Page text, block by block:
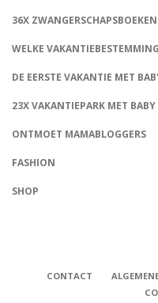
36X ZWANGERSCHAPSBOEKEN
WELKE
DE EERSTE VAKANTIE MET
23X VAKANTIEPARK MET BABY
ONTMOET MAMABLOGGERS
FASHION
SHOP
CONTACT